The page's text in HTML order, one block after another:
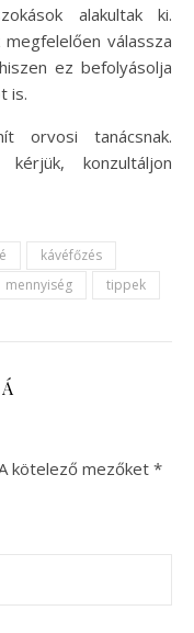
alakultak ki.
válassza
ez befolyásolja
is.
orvosi tanácsnak.
konzultáljon
kávéfőzés
mennyiség tippek
kötelező mezőket *